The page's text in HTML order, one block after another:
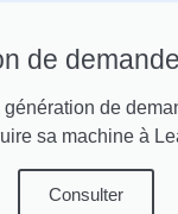
de
de
sa machine à
Consulter